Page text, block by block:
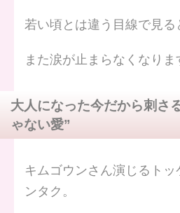
若い頃とは違う目線で見る
また涙が止まらなくなりま
大人になった今だから刺さ
ゃない愛”
キムゴウンさん演じるト
ンタク。